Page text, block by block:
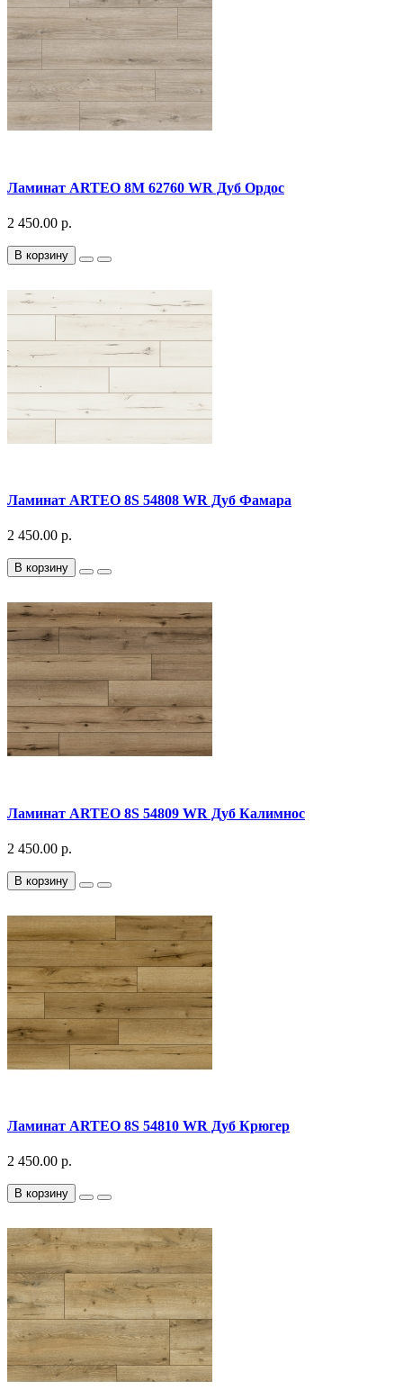
Ламинат ARTEO 8M 62760 WR Дуб Ордос
2 450.00 р.
В корзину
Ламинат ARTEO 8S 54808 WR Дуб Фамара
2 450.00 р.
В корзину
Ламинат ARTEO 8S 54809 WR Дуб Калимнос
2 450.00 р.
В корзину
Ламинат ARTEO 8S 54810 WR Дуб Крюгер
2 450.00 р.
В корзину